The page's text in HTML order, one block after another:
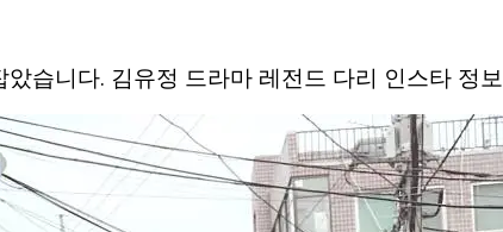
습니다. 김유정 드라마 레전드 다리 인스타 정보